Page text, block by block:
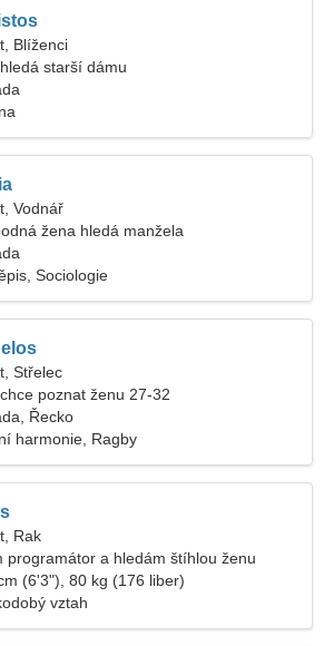
Blíženci
starší dámu
Vodnář
žena hledá manžela
Sociologie
Střelec
poznat ženu 27-32
Řecko
harmonie, Ragby
Rak
programátor a hledám štíhlou ženu
(6'3"), 80 kg (176 liber)
vztah